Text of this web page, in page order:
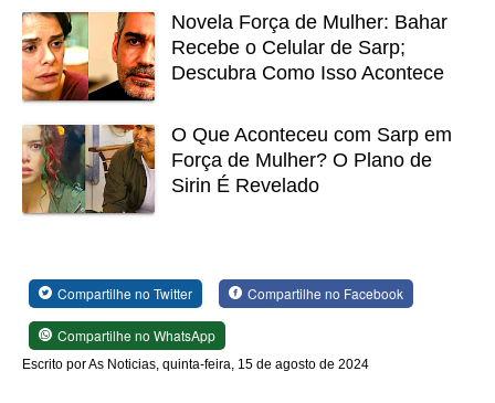
Novela Força de Mulher: Bahar
Recebe o Celular de Sarp;
Descubra Como Isso Acontece
O Que Aconteceu com Sarp em
Força de Mulher? O Plano de
Sirin É Revelado
Compartilhe no Twitter Compartilhe no Facebook
Compartilhe no WhatsApp
Escrito por As Noticias, quinta-feira, 15 de agosto de 2024